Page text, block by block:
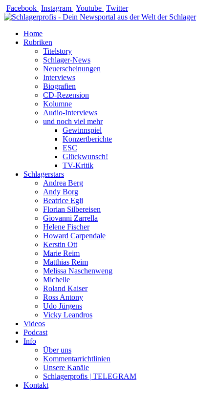
Zum
Inhalt
Facebook Instagram Youtube Twitter
Home
Rubriken
Titelstory
Schlager-News
Neuerscheinungen
Interviews
Biografien
CD-Rezension
Kolumne
Audio-Interviews
und noch viel mehr
Gewinnspiel
Konzertberichte
ESC
Glückwunsch!
TV-Kritik
Schlagerstars
Andrea Berg
Andy Borg
Beatrice Egli
Florian Silbereisen
Giovanni Zarrella
Helene Fischer
Howard Carpendale
Kerstin Ott
Marie Reim
Matthias Reim
Melissa Naschenweng
Michelle
Roland Kaiser
Ross Antony
Udo Jürgens
Vicky Leandros
Videos
Podcast
Info
Über uns
Kommentarrichtlinien
Unsere Kanäle
Schlagerprofis | TELEGRAM
Kontakt